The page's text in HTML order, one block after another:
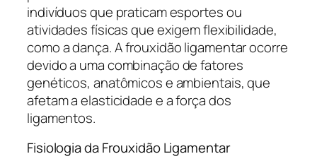
indivíduos que praticam esportes ou
atividades físicas que exigem flexibilidade,
como a dança. A frouxidão ligamentar ocorre
devido a uma combinação de fatores
genéticos, anatômicos e ambientais, que
afetam a elasticidade e a força dos
ligamentos.
Fisiologia da Frouxidão Ligamentar